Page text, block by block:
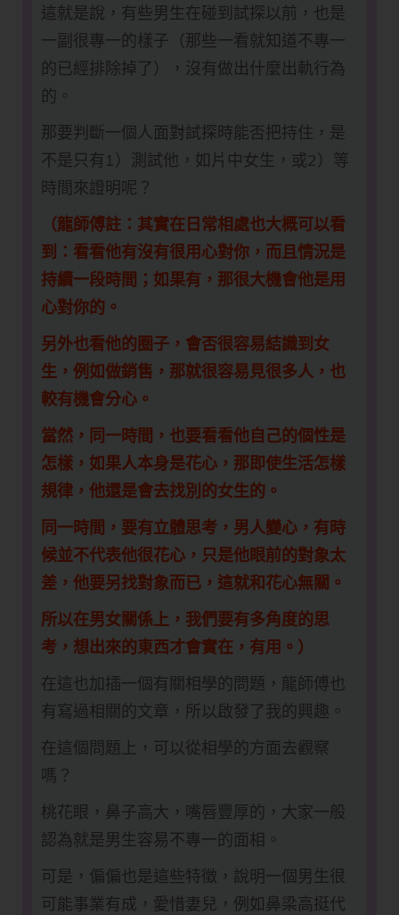
這就是說，有些男生在碰到試探以前，也是
一副很專一的樣子（那些一看就知道不專一
的已經排除掉了），沒有做出什麼出軌行為
的。
那要判斷一個人面對試探時能否把持住，是
不是只有1）測試他，如片中女生，或2）等
時間來證明呢？
（龍師傅註：其實在日常相處也大概可以看
到：看看他有沒有很用心對你，而且情況是
持續一段時間；如果有，那很大機會他是用
心對你的。
另外也看他的圈子，會否很容易結識到女
生，例如做銷售，那就很容易見很多人，也
較有機會分心。
​當然，同一時間，也要看看他自己的個性是
怎樣，如果人本身是花心，那即使生活怎樣
規律，他還是會去找別的女生的。
同一時間，要有立體思考，男人變心，有時
候並不代表他很花心，只是他眼前的對象太
差，他要另找對象而已，這就和花心無關。
​所以在男女關係上，我們要有多角度的思
考，想出來的東西才會實在，有用。）
在這也加插一個有關相學的問題，龍師傅也
有寫過相關的文章，所以啟發了我的興趣。
在這個問題上，可以從相學的方面去觀察
嗎？
桃花眼，鼻子高大，嘴唇豐厚的，大家一般
認為就是男生容易不專一的面相。
可是，偏偏也是這些特徵，說明一個男生很
可能事業有成，愛惜妻兒，例如鼻梁高挺代